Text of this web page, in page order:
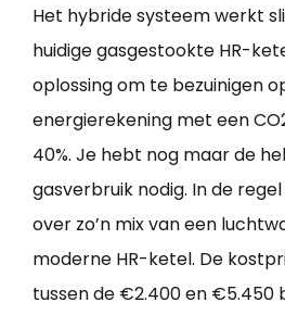
Het hybride systeem werkt
huidige gasgestookte HR-
oplossing om te bezuinigen
energierekening met een
40%. Je hebt nog maar de
gasverbruik nodig. In de
over zo’n mix van een
moderne HR-ketel. De
tussen de €2.400 en €5.450